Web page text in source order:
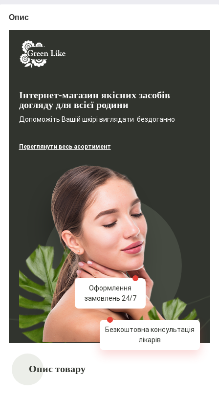
Опис
Інтернет-магазин якісних засобів
догляду для всієї родини
Допоможіть Вашій шкірі виглядати бездоганно
Переглянути весь асортимент
Оформлення
замовлень 24/7
Безкоштовна консультація
лікарів
Опис товару